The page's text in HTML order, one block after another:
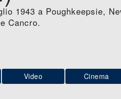
1943 a Poughkeepsie,
Cancro.
Video Cinema